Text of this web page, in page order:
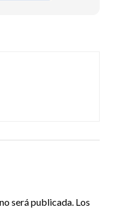
será publicada. Los